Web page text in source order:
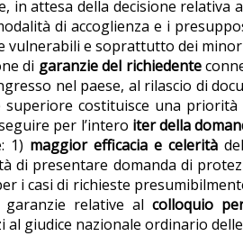
in attesa della decisione
di accoglienza e i
e soprattutto dei
di garanzie del richiedente
nel paese, al rilascio di
costituisce una priorità
per l’intero iter della
1) maggior efficacia e celerità
di presentare domanda di
i casi di richieste
garanzie relative alcolloquio
al giudice nazionale ordinario